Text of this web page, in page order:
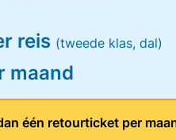
reis (tweede klas, dal)
maand
één retourticket per